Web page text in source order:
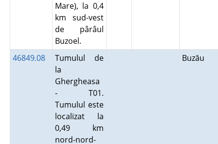
Mare), la 0,4
km sud-vest
de pârâul
Buzoel.
46849.08
Tumulul de
la
Ghergheasa
- T01.
Tumulul este
localizat la
0,49 km
nord-nord-
Buzău